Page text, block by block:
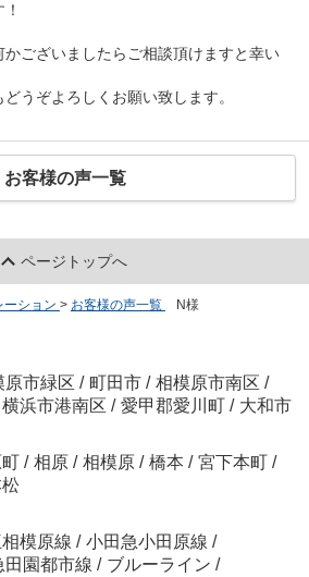
かございましたらご相談頂けますと幸い
どうぞよろしくお願い致します。
お客様の声一覧
ページトップへ
ーション > お客様の声一覧 N様
原市緑区 / 町田市 / 相模原市南区 /
横浜市港南区 / 愛甲郡愛川町 / 大和市
/ 相原 / 相模原 / 橋本 / 宮下本町 /
模原線 / 小田急小田原線 /
田園都市線 / ブルーライン /